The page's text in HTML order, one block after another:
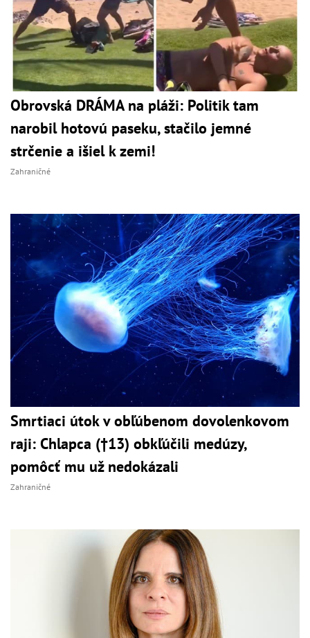
Obrovská DRÁMA na pláži: Politik tam
narobil hotovú paseku, stačilo jemné
strčenie a išiel k zemi!
Zahraničné
Smrtiaci útok v obľúbenom dovolenkovom
raji: Chlapca (†13) obkľúčili medúzy,
pomôcť mu už nedokázali
Zahraničné